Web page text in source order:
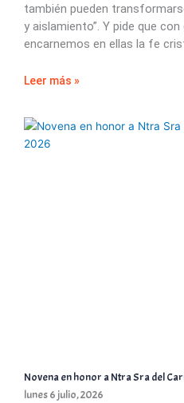
también pueden
y aislamiento”. Y pide que
encarnemos en ellas la fe
Leer más »
Novena en honor a Ntra Sra del
lunes 6 julio, 2026